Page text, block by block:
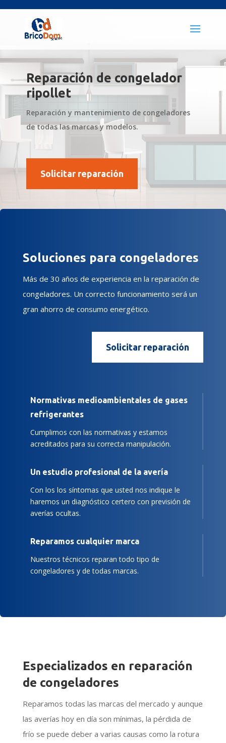
Reparación de congelador
ripollet
Reparación y mantenimiento de congeladores
de todas las marcas y modelos.
Solicitar reparación
Soluciones para congeladores
Más de 30 años de experiencia en la reparación de
congeladores. Un correcto funcionamiento será un
gran ahorro de consumo energético.
Solicitar reparación
Normativas medioambientales de gases
refrigerantes
Cumplimos con las normativas y estamos
acreditados para su correcta manipulación.
Un estudio profesional de la avería
Con los los síntomas que usted nos indique le
haremos un diagnóstico certero con previsión de
averías ocultas.
Reparamos cualquier marca
Nuestros técnicos reparan todo tipo de
congeladores y de todas marcas.
Especializados en reparación
de congeladores
Reparamos todas las marcas del mercado y aunque
las averías hoy en día son mínimas, la pérdida de
frío se puede deber a varias causas como la rotura